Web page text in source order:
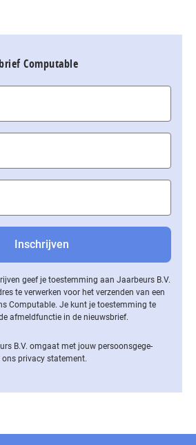
Computable
geef je toestemming aan Jaarbeurs B.V.
te verwerken voor het verzenden van een
Computable. Je kunt je toestemming te
af­meld­func­tie in de nieuwsbrief.
B.V. omgaat met jouw per­soons­ge­ge­
ons privacy statement.